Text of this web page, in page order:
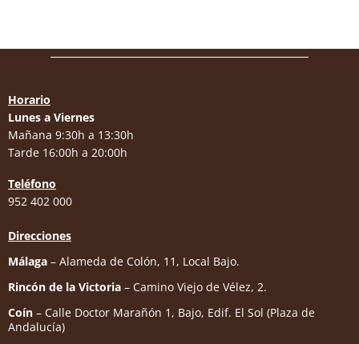
Horario
Lunes a Viernes
Mañana 9:30h a 13:30h
Tarde 16:00h a 20:00h
Teléfono
952 402 000
Direcciones
Málaga – Alameda de Colón, 11, Local Bajo.
Rincón de la Victoria – Camino Viejo de Vélez, 2.
Coín – Calle Doctor Marañón 1, Bajo, Edif. El Sol (Plaza de
Andalucía)